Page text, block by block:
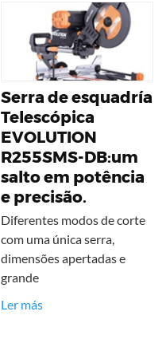
Serra de esquadría
Telescópica
EVOLUTION
R255SMS-DB:um
salto em potência
e precisão.
Diferentes modos de corte
com uma única serra,
dimensões apertadas e
grande
Ler más